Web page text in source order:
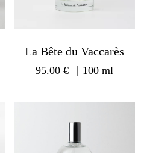
La Bête du Vaccarès
95.00 € ｜100 ml